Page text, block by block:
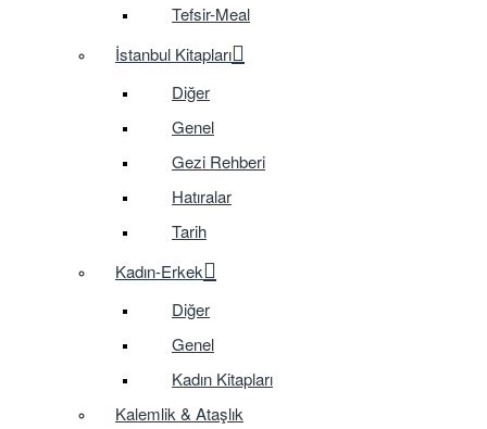
Tefsir-Meal
İstanbul Kitapları
Diğer
Genel
Gezi Rehberi
Hatıralar
Tarih
Kadın-Erkek
Diğer
Genel
Kadın Kitapları
Kalemlik & Ataşlık